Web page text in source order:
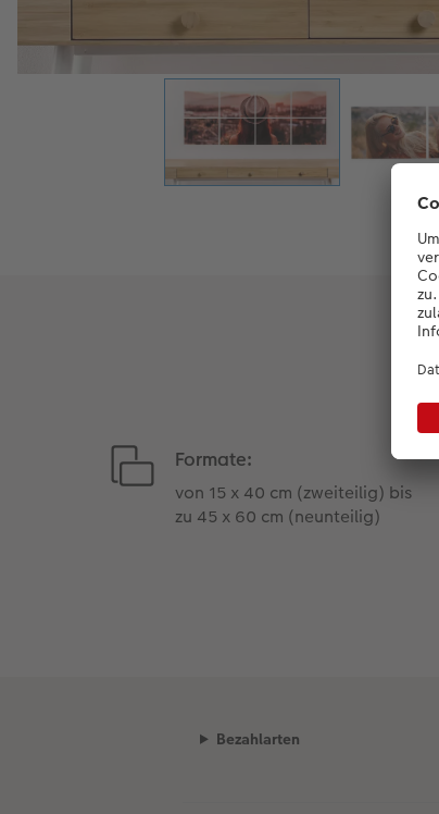
Formate:
von 15 x 40 cm (zweiteilig) bis
zu 45 x 60 cm (neunteilig)
Bezahlarten